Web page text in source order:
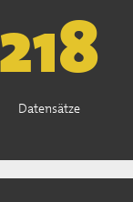
221
Datensätze